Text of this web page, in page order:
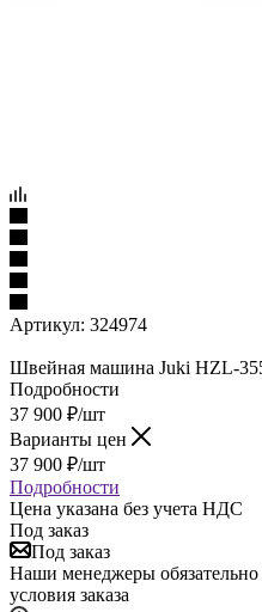
Артикул: 324974
Швейная машина Juki HZL-
Подробности
37 900 ₽/шт
Варианты цен
37 900 ₽/шт
Подробности
Цена указана без учета НДС
Под заказ
Под заказ
Наши менеджеры обязательно
условия заказа